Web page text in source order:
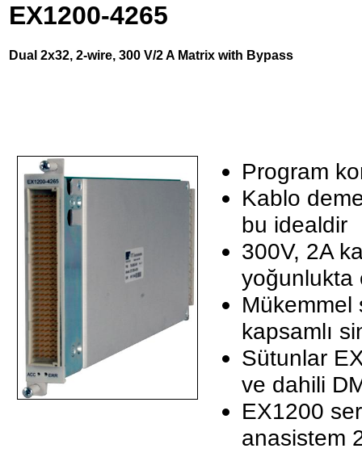
EX1200-4265
Dual 2x32, 2-wire, 300 V/2 A Matrix with Bypass
Program
Kablo
bu idealdir
300V, 2A
yoğunlukta
Mükemmel
kapsamlı
Sütunlar
ve dahili
EX1200
anasistem